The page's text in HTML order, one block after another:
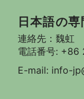
日本語の専
連絡先：魏虹
電話番号:
E-mail: info-